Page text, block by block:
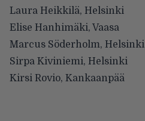
Laura Heikkilä, Helsinki
Elise Hanhimäki, Vaasa
Marcus Söderholm, Helsinki
Sirpa Kiviniemi, Helsinki
Kirsi Rovio, Kankaanpää